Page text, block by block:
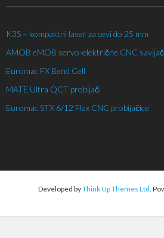
K3S – kompaktni laser za cevi do 25 mm
AMOB eMOB servo-električne CNC
Euromac FX Bend Cell
MATE Ultra QCT probijači
Euromac STX 6/12 Flex CNC probijačice
Developed byThink Up Themes Ltd.